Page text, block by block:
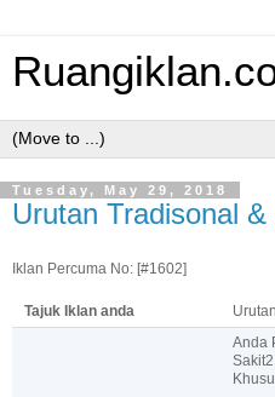
Tuesday, May 29, 2018
Urutan Tradisonal
Iklan Percuma No: [#1602]
Tajuk Iklan anda
Anda